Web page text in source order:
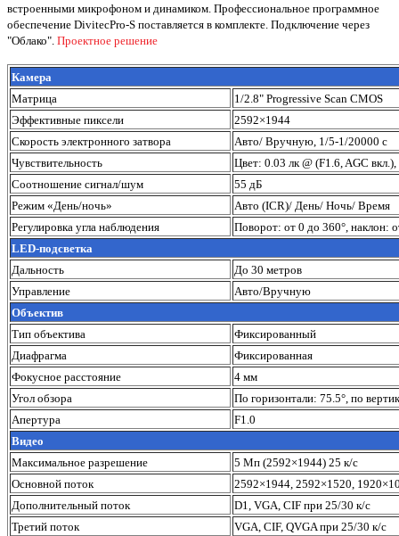
встроенными микрофоном и динамиком. Профессиональное программное
обеспечение DivitecPro-S поставляется в комплекте. Подключение через
"Облако". Проектное решение
Камера
Матрица
1/2.8" Progressive Scan CMOS
Эффективные пиксели
2592×1944
Скорость электронного затвора
Авто/ Вручную, 1/5-1/20000 с
Чувствительность
Цвет: 0.03 лк @ (F1.6, AGC
Соотношение сигнал/шум
55 дБ
Режим «День/ночь»
Авто (ICR)/ День/ Ночь/ Время
Регулировка угла наблюдения
Поворот: от 0 до 360°, наклон:
LED-подсветка
Дальность
До 30 метров
Управление
Авто/Вручную
Объектив
Тип объектива
Фиксированный
Диафрагма
Фиксированная
Фокусное расстояние
4 мм
Угол обзора
По горизонтали: 75.5°, по
Апертура
F1.0
Видео
Максимальное разрешение
5 Mп (2592×1944) 25 к/с
Основной поток
2592×1944, 2592×1520,
Дополнительный поток
D1, VGA, CIF при 25/30 к/с
Третий поток
VGA, CIF, QVGA при 25/30 к/с